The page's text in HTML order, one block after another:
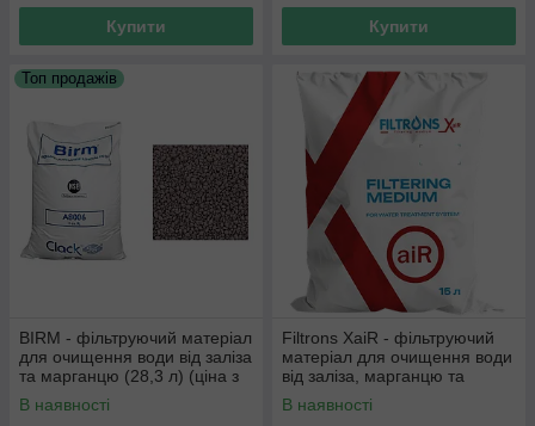
Купити Купити
Топ продажів
BIRM - фільтруючий матеріал
для очищення води від заліза
та марганцю (28,3 л) (ціна з
ПДВ)
В наявності
Filtrons XaiR - фільтруючий
матеріал для очищення води
від заліза, марганцю та
сірководню (15 л) (ціна з
ПДВ)
В наявності